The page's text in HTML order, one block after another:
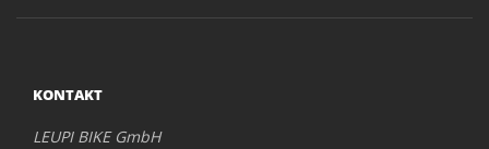
KONTAKT
LEUPI BIKE GmbH